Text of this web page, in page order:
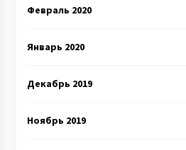
Февраль 2020
Январь 2020
Декабрь 2019
Ноябрь 2019